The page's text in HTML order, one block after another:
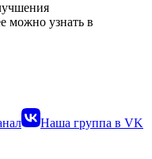
можно узнать в
Наша группа в VK